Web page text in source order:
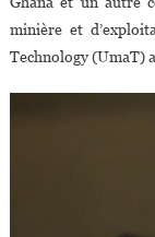
minière et
Technology (UmaT)